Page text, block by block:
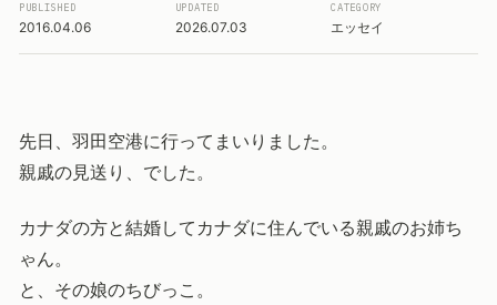
PUBLISHED
2016.04.06
UPDATED
2026.07.03
CATEGORY
エッセイ
先日、羽田空港に行ってまいりました。
親戚の見送り、でした。
カナダの方と結婚してカナダに住んでいる親戚のお姉ち
ゃん。
と、その娘のちびっこ。